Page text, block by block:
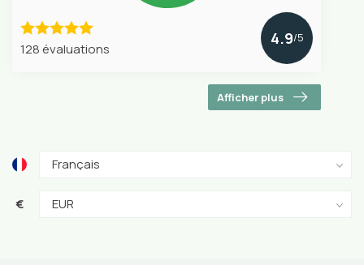
128 évaluations
4.9/5
Afficher plus
€